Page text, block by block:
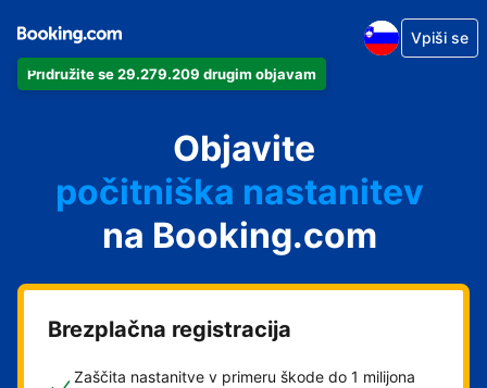
Pridružite se 29.279.209 drugim objavam
Vpiši se
Objavite
svoj apartma
svoj hotel
počitniška nastanitev
svoje gostišče
svoj B&B
na Booking.com
Brezplačna registracija
Zaščita nastanitve v primeru škode do 1 milijona